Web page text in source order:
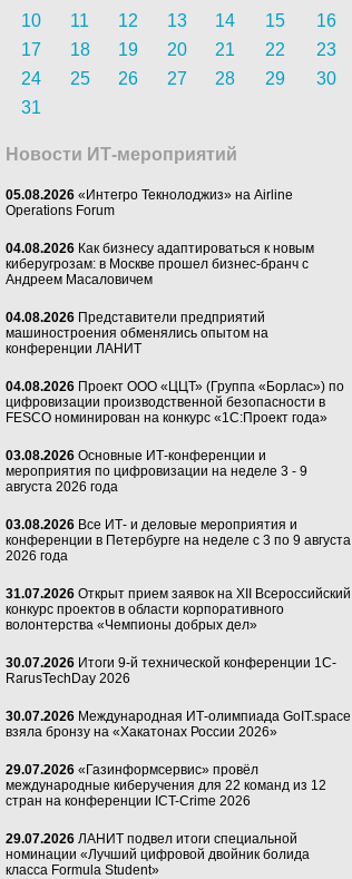
10
11 12 13 14 15
16
17
18 19 20 21 22
23
24
25 26 27 28 29
30
31
Новости ИТ-мероприятий
05.08.2026 «Интегро Текнолоджиз» на Airline
Operations Forum
04.08.2026 Как бизнесу адаптироваться к новым
киберугрозам: в Москве прошел бизнес-бранч с
Андреем Масаловичем
04.08.2026 Представители предприятий
машиностроения обменялись опытом на
конференции ЛАНИТ
04.08.2026 Проект ООО «ЦЦТ» (Группа «Борлас») по
цифровизации производственной безопасности в
FESCO номинирован на конкурс «1С:Проект года»
03.08.2026 Основные ИТ-конференции и
мероприятия по цифровизации на неделе 3 - 9
августа 2026 года
03.08.2026 Все ИТ- и деловые мероприятия и
конференции в Петербурге на неделе с 3 по 9 августа
2026 года
31.07.2026 Открыт прием заявок на XII Всероссийский
конкурс проектов в области корпоративного
волонтерства «Чемпионы добрых дел»
30.07.2026 Итоги 9-й технической конференции 1C-
RarusTechDay 2026
30.07.2026 Международная ИТ-олимпиада GoIT.space
взяла бронзу на «Хакатонах России 2026»
29.07.2026 «Газинформсервис» провёл
международные киберучения для 22 команд из 12
стран на конференции ICT-Crime 2026
29.07.2026 ЛАНИТ подвел итоги специальной
номинации «Лучший цифровой двойник болида
класса Formula Student»